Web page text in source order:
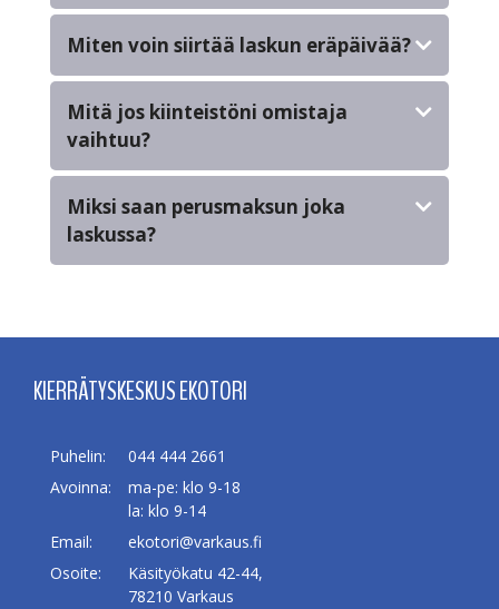
Miten voin siirtää laskun eräpäivää?
Mitä jos kiinteistöni omistaja
vaihtuu?
Miksi saan perusmaksun joka
laskussa?
KIERRÄTYSKESKUS EKOTORI
Puhelin:
044 444 2661
Avoinna:
ma-pe: klo 9-18
la: klo 9-14
Email:
ekotori@varkaus.fi
Osoite:
Käsityökatu 42-44,
78210 Varkaus